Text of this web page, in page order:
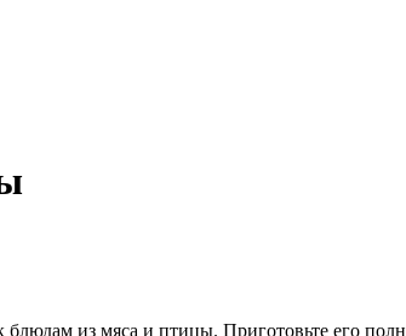
блюдам из мяса и птицы. Приготовьте его